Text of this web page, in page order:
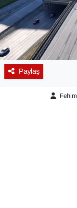
Paylaş
EKONOMİ
Eleman
Emlak
En çok
GENEL